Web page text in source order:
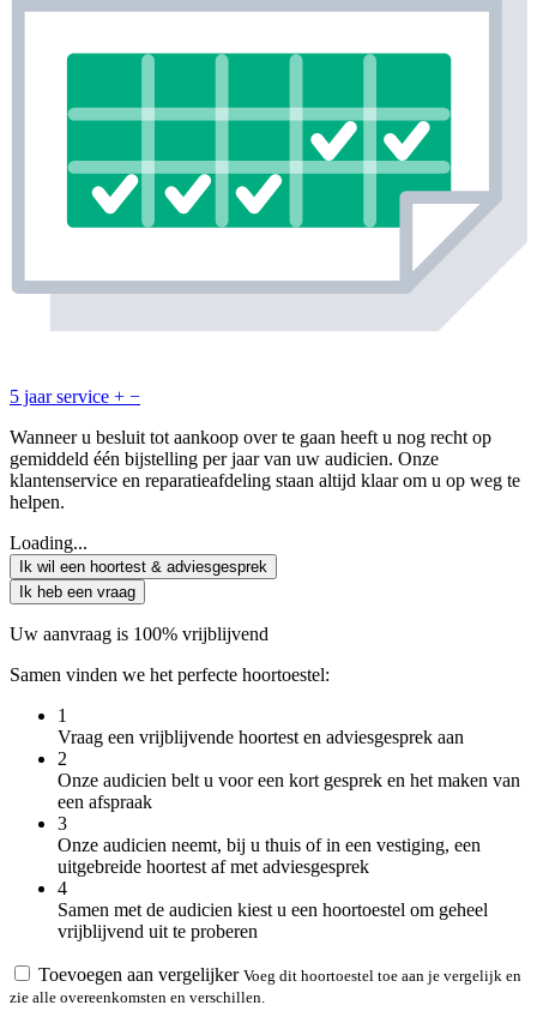
5 jaar service + −
Wanneer u besluit tot aankoop over te gaan heeft u nog recht op
gemiddeld één bijstelling per jaar van uw audicien. Onze
klantenservice en reparatieafdeling staan altijd klaar om u op weg te
helpen.
Loading...
Ik wil een hoortest & adviesgesprek
Ik heb een vraag
Uw aanvraag is 100% vrijblijvend
Samen vinden we het perfecte hoortoestel:
1
Vraag een vrijblijvende hoortest en adviesgesprek aan
2
Onze audicien belt u voor een kort gesprek en het maken van
een afspraak
3
Onze audicien neemt, bij u thuis of in een vestiging, een
uitgebreide hoortest af met adviesgesprek
4
Samen met de audicien kiest u een hoortoestel om geheel
vrijblijvend uit te proberen
Toevoegen aan vergelijker Voeg dit hoortoestel toe aan je vergelijk en
zie alle overeenkomsten en verschillen.